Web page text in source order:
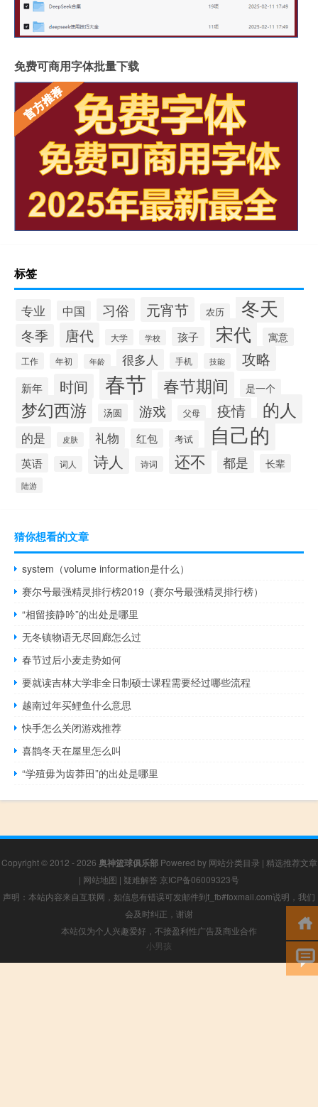
免费可商用字体批量下载
标签
专业 中国 习俗 元宵节 农历 冬天
冬季 唐代 大学 学校 孩子 宋代 寓意
工作 年初 年龄 很多人 手机 技能 攻略
新年 时间 春节 春节期间 是一个
梦幻西游 汤圆 游戏 父母 疫情 的人
的是 皮肤 礼物 红包 考试 自己的
英语 词人 诗人 诗词 还不 都是 长辈
陆游
猜你想看的文章
system（volume information是什么）
赛尔号最强精灵排行榜2019（赛尔号最强精灵排行榜）
“相留接静吟”的出处是哪里
无冬镇物语无尽回廊怎么过
春节过后小麦走势如何
要就读吉林大学非全日制硕士课程需要经过哪些流程
越南过年买鲤鱼什么意思
快手怎么关闭游戏推荐
喜鹊冬天在屋里怎么叫
“学殖毋为齿莽田”的出处是哪里
Copyright © 2012 - 2026 奥神篮球俱乐部Powered by 网站分类目录 | 精选推荐文章
| 网站地图 | 疑难解答 京ICP备06009323号
声明：本站内容来自互联网，如信息有错误可发邮件到f_fb#foxmail.com说明，我们
会及时纠正，谢谢
本站仅为个人兴趣爱好，不接盈利性广告及商业合作
小男孩